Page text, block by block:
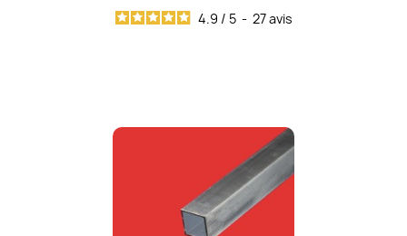
4.9 / 5 - 27avis